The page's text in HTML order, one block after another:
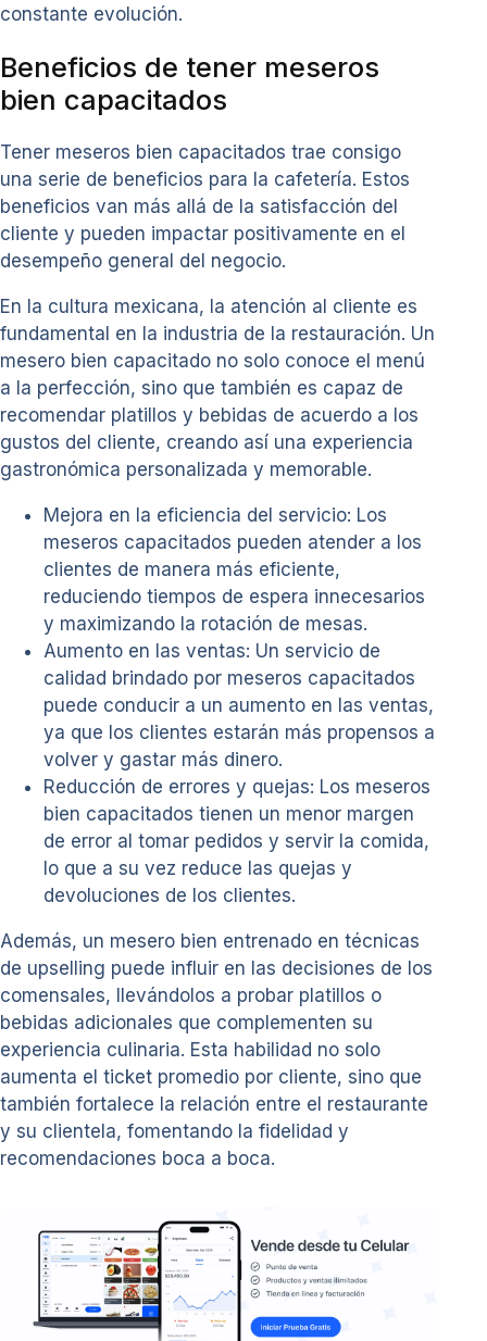
constante evolución.
Beneficios de tener meseros
bien capacitados
Tener meseros bien capacitados trae consigo
una serie de beneficios para la cafetería. Estos
beneficios van más allá de la satisfacción del
cliente y pueden impactar positivamente en el
desempeño general del negocio.
En la cultura mexicana, la atención al cliente es
fundamental en la industria de la restauración. Un
mesero bien capacitado no solo conoce el menú
a la perfección, sino que también es capaz de
recomendar platillos y bebidas de acuerdo a los
gustos del cliente, creando así una experiencia
gastronómica personalizada y memorable.
Mejora en la eficiencia del servicio: Los
meseros capacitados pueden atender a los
clientes de manera más eficiente,
reduciendo tiempos de espera innecesarios
y maximizando la rotación de mesas.
Aumento en las ventas: Un servicio de
calidad brindado por meseros capacitados
puede conducir a un aumento en las ventas,
ya que los clientes estarán más propensos a
volver y gastar más dinero.
Reducción de errores y quejas: Los meseros
bien capacitados tienen un menor margen
de error al tomar pedidos y servir la comida,
lo que a su vez reduce las quejas y
devoluciones de los clientes.
Además, un mesero bien entrenado en técnicas
de upselling puede influir en las decisiones de los
comensales, llevándolos a probar platillos o
bebidas adicionales que complementen su
experiencia culinaria. Esta habilidad no solo
aumenta el ticket promedio por cliente, sino que
también fortalece la relación entre el restaurante
y su clientela, fomentando la fidelidad y
recomendaciones boca a boca.